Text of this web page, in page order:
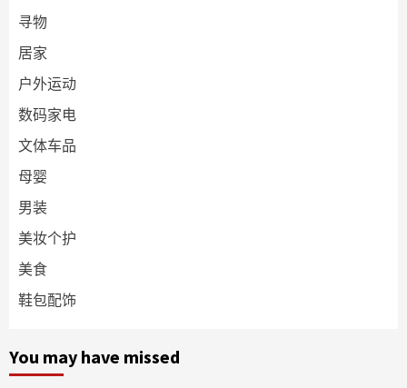
寻物
居家
户外运动
数码家电
文体车品
母婴
男装
美妆个护
美食
鞋包配饰
You may have missed